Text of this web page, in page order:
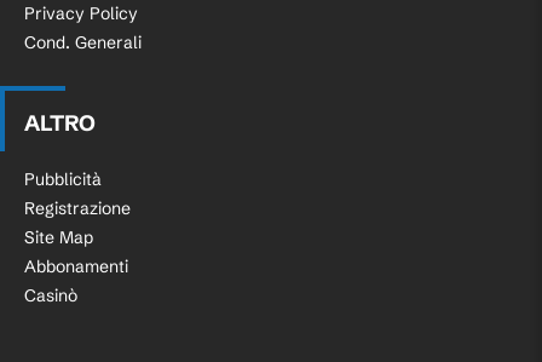
Privacy Policy
Cond. Generali
ALTRO
Pubblicità
Registrazione
Site Map
Abbonamenti
Casinò